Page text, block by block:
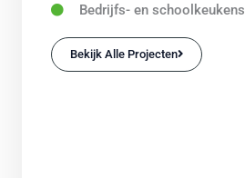
Bedrijfs- en schoolkeukens
Bekijk Alle Projecten